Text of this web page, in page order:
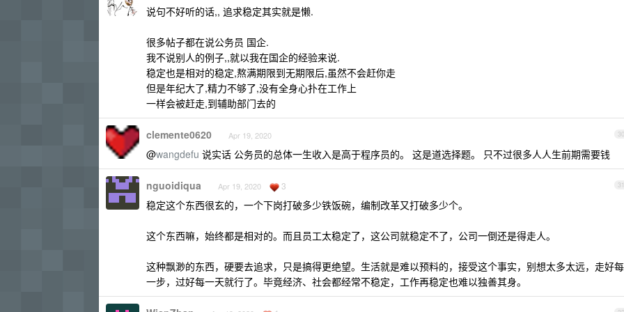
说句不好听的话,, 追求稳定其实就是懒.
很多帖子都在说公务员 国企.
我不说别人的例子,,就以我在国企的经验来说.
稳定也是相对的稳定,熬满期限到无期限后,虽然不会赶你走
但是年纪大了,精力不够了,没有全身心扑在工作上
一样会被赶走,到辅助部门去的
30
clemente0620 Apr 19, 2020
@wangdefu 说实话 公务员的总体一生收入是高于程序员的。 这是道选择题。 只不过很多人人生前期需要钱
31
nguoidiqua Apr 19, 2020 3
稳定这个东西很玄的，一个下岗打破多少铁饭碗，编制改革又打破多少个。
这个东西嘛，始终都是相对的。而且员工太稳定了，这公司就稳定不了，公司一倒还是得走人。
这种飘渺的东西，硬要去追求，只是搞得更绝望。生活就是难以预料的，接受这个事实，别想太多太远，走好每
一步，过好每一天就行了。毕竟经济、社会都经常不稳定，工作再稳定也难以独善其身。